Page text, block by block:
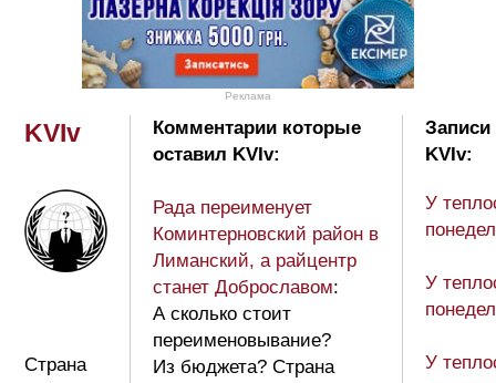
Реклама
KVIv
Страна
Комментарии которые
оставил KVIv:
Рада переименует
Коминтерновский район в
Лиманский, а райцентр
станет Доброславом:
А сколько стоит
переименовывание?
Из бюджета? Страна
Записи
KVIv:
У
У
У